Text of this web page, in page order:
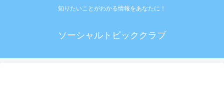
知りたいことがわかる情報をあなたに！
ソーシャルトピッククラブ